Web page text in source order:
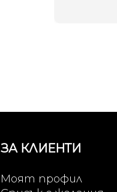
ЗА КЛИЕНТИ
Моят профил